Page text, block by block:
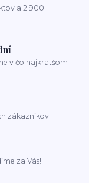
a 2 900
v čo najkratšom
zákazníkov.
za Vás!